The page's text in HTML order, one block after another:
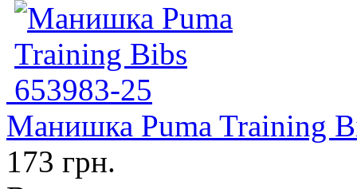
Манишка Puma Training
173 грн.